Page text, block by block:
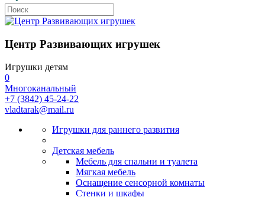
Центр Развивающих игрушек
Игрушки детям
0
Многоканальный
+7 (3842) 45-24-22
vladtarak@mail.ru
Игрушки для раннего развития
Детская мебель
Мебель для спальни и туалета
Мягкая мебель
Оснащение сенсорной комнаты
Стенки и шкафы